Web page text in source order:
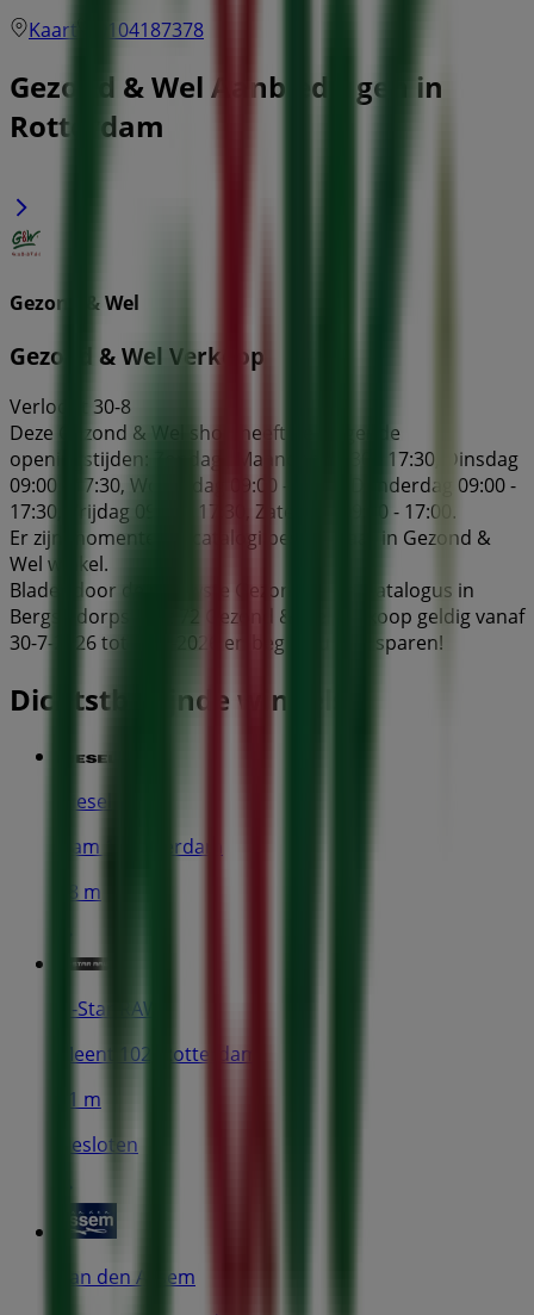
Kaart
0104187378
Gezond & Wel Aanbiedingen in
Rotterdam
Gezond & Wel
Gezond & Wel Verkoop
Verloopt 30-8
Deze Gezond & Wel shop heeft de volgende
openingstijden: Zondag , Maandag 13:30 - 17:30, Dinsdag
09:00 - 17:30, Woensdag 09:00 - 17:30, Donderdag 09:00 -
17:30, Vrijdag 09:00 - 17:30, Zaterdag 09:00 - 17:00.
Er zijn momenteel 1 catalogi beschikbaar in Gezond &
Wel winkel.
Blader door de nieuwste Gezond & Wel catalogus in
Bergse dorpstraat 72 Gezond & Wel Verkoop geldig vanaf
30-7-2026 tot 30-8-2026 en begin nu met sparen!
Dichtstbijzijnde winkels
Diesel
Dam 1, Rotterdam
38 m
G-Star RAW
Meent 102, Rotterdam
51 m
Gesloten
Van den Assem